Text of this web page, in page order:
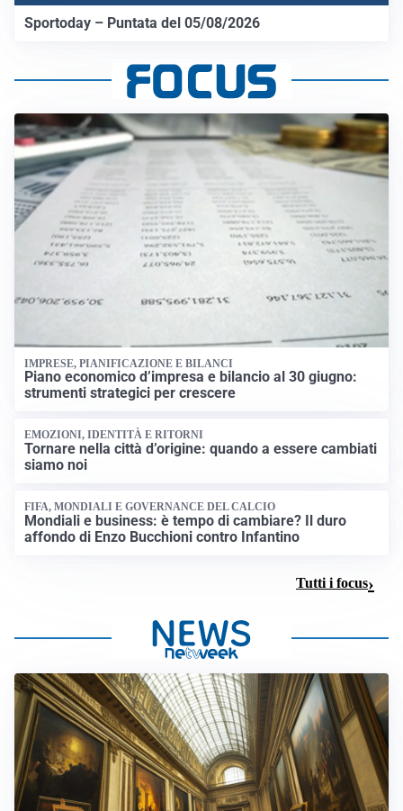
Sportoday – Puntata del 05/08/2026
IMPRESE, PIANIFICAZIONE E BILANCI
Piano economico d’impresa e bilancio al 30 giugno:
strumenti strategici per crescere
EMOZIONI, IDENTITÀ E RITORNI
Tornare nella città d’origine: quando a essere cambiati
siamo noi
FIFA, MONDIALI E GOVERNANCE DEL CALCIO
Mondiali e business: è tempo di cambiare? Il duro
affondo di Enzo Bucchioni contro Infantino
Tutti i focus